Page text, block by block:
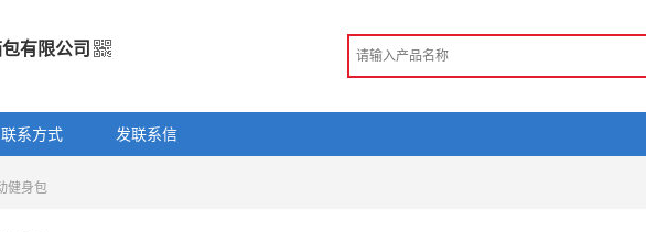
有限公司
箱包有限公司
浙江省 金华市
联系方式 发联系信
健身包